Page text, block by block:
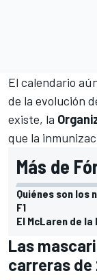
El calendario
de la evolución
existe, la
que la
Más de
Quiénes son los
F1
El McLaren de la
Las
carreras de